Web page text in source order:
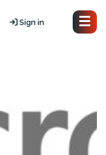
Sign in